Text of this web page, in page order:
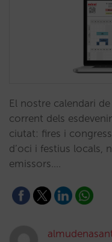
El nostre calendari
corrent dels
ciutat: fires i
d’oci i festius locals,
emissors.…